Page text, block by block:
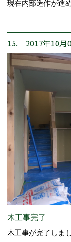
現在内部造作が進
15. 2017年10月
木工事完了
木工事が完了しま